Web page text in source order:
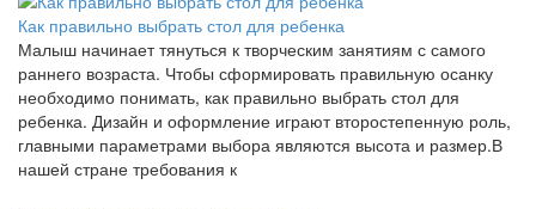
Как правильно выбрать стол для ребенка
Малыш начинает тянуться к творческим занятиям с самого
раннего возраста. Чтобы сформировать правильную осанку
необходимо понимать, как правильно выбрать стол для
ребенка. Дизайн и оформление играют второстепенную роль,
главными параметрами выбора являются высота и размер.В
нашей стране требования к